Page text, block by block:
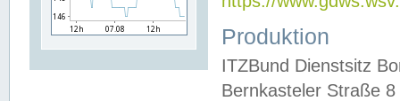
Produktion
ITZBund Dienstsitz
Bernkasteler Straße 8